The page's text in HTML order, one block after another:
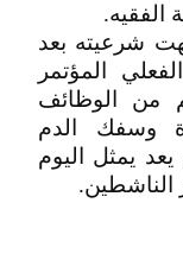
الفقيه.
شرعيته بعد
المؤتمر
من الوظائف
وسفك الدم
يمثل اليوم